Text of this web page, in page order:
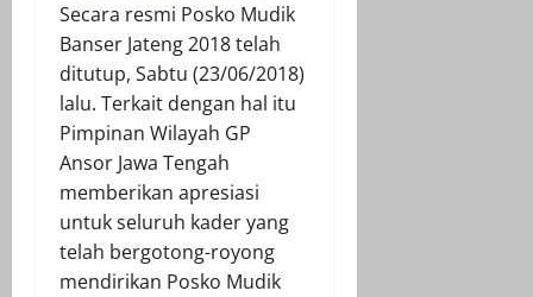
Secara resmi Posko Mudik
Banser Jateng 2018 telah
ditutup, Sabtu (23/06/2018)
lalu. Terkait dengan hal itu
Pimpinan Wilayah GP
Ansor Jawa Tengah
memberikan apresiasi
untuk seluruh kader yang
telah bergotong-royong
mendirikan Posko Mudik